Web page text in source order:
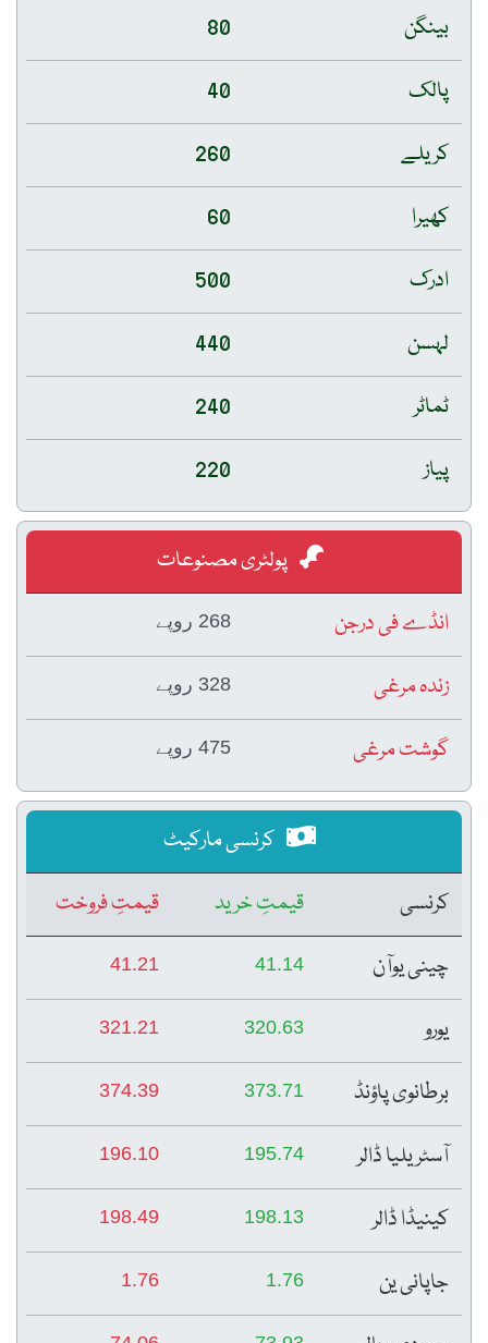
بینگن
80
پالک
40
کریلے
260
کھیرا
60
ادرک
500
لہسن
440
ٹماٹر
240
پیاز
220
پولٹری مصنوعات
انڈے فی درجن
268 روپے
زندہ مرغی 328 روپے
گوشت مرغی 475 روپے
کرنسی مارکیٹ
کرنسی
قیمتِ خرید
قیمتِ فروخت
چینی یوآن
41.14
41.21
یورو 320.63
321.21
برطانوی پاؤنڈ 373.71
374.39
آسٹریلیا ڈالر 195.74
196.10
کینیڈا ڈالر 198.13
198.49
جاپانی ین 1.76
1.76